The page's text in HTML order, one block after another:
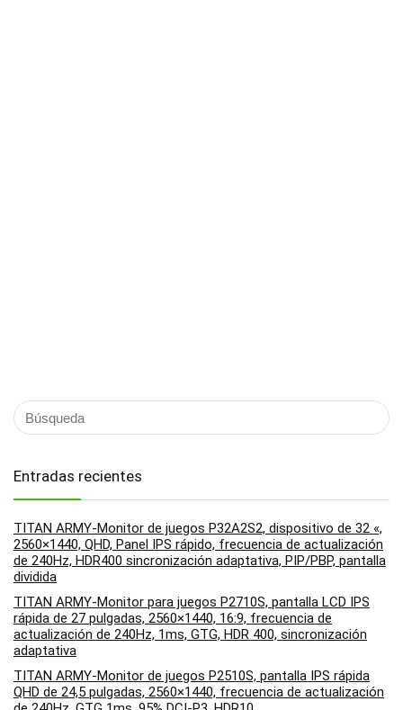
Entradas recientes
TITAN ARMY-Monitor de juegos P32A2S2, dispositivo de 32 «,
2560×1440, QHD, Panel IPS rápido, frecuencia de actualización
de 240Hz, HDR400 sincronización adaptativa, PIP/PBP, pantalla
dividida
TITAN ARMY-Monitor para juegos P2710S, pantalla LCD IPS
rápida de 27 pulgadas, 2560×1440, 16:9, frecuencia de
actualización de 240Hz, 1ms, GTG, HDR 400, sincronización
adaptativa
TITAN ARMY-Monitor de juegos P2510S, pantalla IPS rápida
QHD de 24,5 pulgadas, 2560×1440, frecuencia de actualización